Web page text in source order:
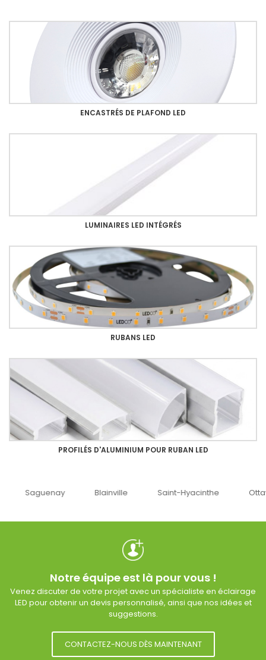
ENCASTRÉS DE PLAFOND LED
LUMINAIRES LED INTÉGRÉS
RUBANS LED
PROFILÉS D'ALUMINIUM POUR RUBAN LED
Blainville Saint-Hyacinthe Ottawa
Notre équipe est là pour vous !
Venez discuter de votre projet avec un spécialiste en éclairage
LED pour obtenir un devis personnalisé, ainsi que nos idées et
suggestions.
CONTACTEZ-NOUS DÈS MAINTENANT